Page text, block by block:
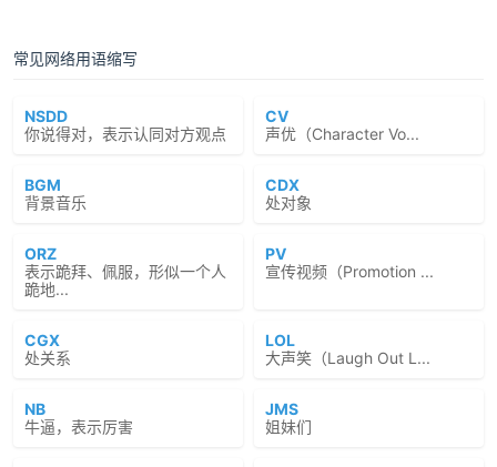
常见网络用语缩写
NSDD
你说得对，表示认同对方观点
CV
声优（Character Vo...
BGM
背景音乐
CDX
处对象
ORZ
表示跪拜、佩服，形似一个人
跪地...
PV
宣传视频（Promotion ...
CGX
处关系
LOL
大声笑（Laugh Out L...
NB
牛逼，表示厉害
JMS
姐妹们